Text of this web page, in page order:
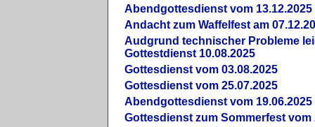
Abendgottesdienst vom 13.12.2025
Andacht zum Waffelfest am
Audgrund technischer Probleme
Gottestdienst 10.08.2025
Gottesdienst vom 03.08.2025
Gottesdienst vom 25.07.2025
Abendgottesdienst vom 19.06.2025
Gottesdienst zum Sommerfest vom